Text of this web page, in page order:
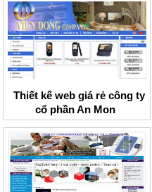
Thiết kế web giá rẻ công ty
cổ phần An Mon